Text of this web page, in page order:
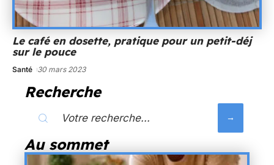
Le café en dosette, pratique pour un petit-déj
sur le pouce
Santé 30 mars 2023
Recherche
Au sommet